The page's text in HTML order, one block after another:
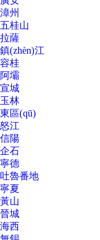
漳州
五桂山
拉薩
鎮(zhèn)江
容桂
阿壩
宣城
玉林
東區(qū)
怒江
信陽
企石
寧德
吐魯番地
寧夏
黃山
晉城
海西